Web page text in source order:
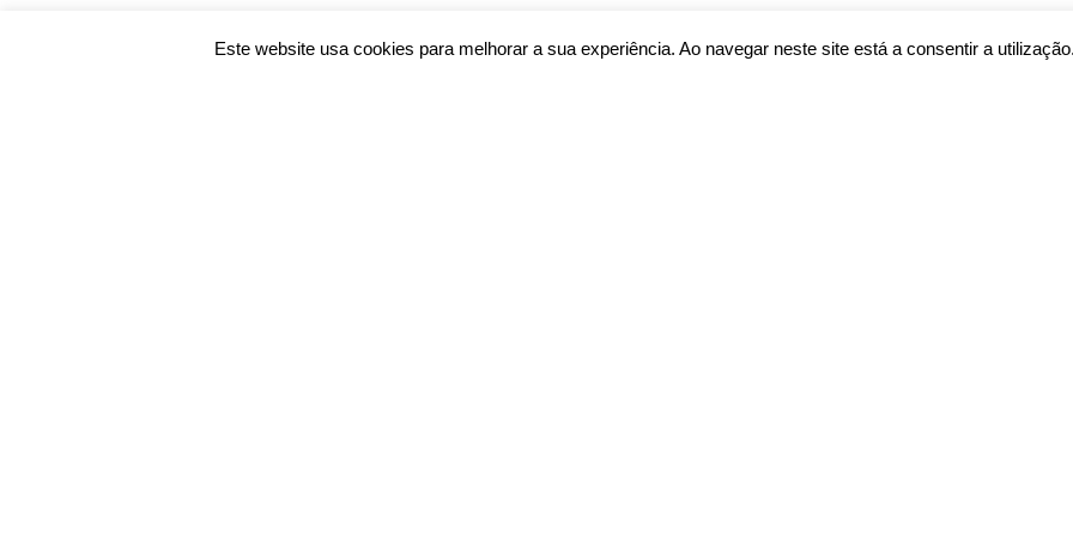
Este website usa cookies para melhorar a sua experiência. Ao navegar neste site está a consentir a utilização.